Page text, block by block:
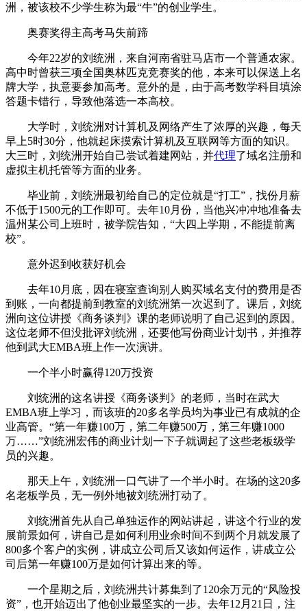
洲，被该校不少学生称为最“牛”的创业学生。
奥赛奖得主高考马失前蹄
今年22岁的刘统洲，来自河南省驻马店市一个普通农家。
高中时曾获三项全国奥林匹克竞赛奖的他，本来可以保送上名
牌大学，执意要参加高考。意外的是，由于高考数学科目填涂
答题卡错行，导致他落选一本高校。
大学时，刘统洲对计算机及网络产生了浓厚的兴趣，每天
早上5时30分，他就起床摸索计算机及互联网等方面的知识。
大三时，刘统洲开始自己尝试着建网站，并代理了域名注册和
虚拟主机托管等方面的业务。
毕业前，刘统洲最初给自己的定位就是“打工”，找份月薪
不低于1500元的工作即可。去年10月份，当他兴冲冲地准备去
温州某公司上班时，被学院告知，“大四上学期，不能提前离
校”。
意外迟到收获好机会
去年10月底，因在寝室查询别人购买域名支付的费用是否
到账，一向都提前到教室的刘统洲第一次迟到了。课后，刘统
洲向这位讲授《商务谈判》课的老师说明了自己迟到的原因。
这位老师不但没批评刘统洲，还要他写份商业计划书，并推荐
他到武大EMBA班上作一次演讲。
一个半小时赢得120万投资
刘统洲的这名讲授《商务谈判》的老师，当时在武大
EMBA班上学习，而该班的20多名学员均为事业已有成就的企
业高管。“第一年赚100万，第二年赚500万，第三年赚1000
万……”刘统洲宏伟的商业计划一下子就调起了这些老板级学
员的兴趣。
那天上午，刘统洲一口气讲了一个半小时。在场的这20多
名老板学员，无一例外地被刘统洲打动了。
刘统洲首先从自己单独运作的网站讲起，讲这个行业的发
展前景如何，讲自己是如何利用业余时间不到两个月就发展了
800多个客户的实例，讲成立公司后又该如何运作，讲成立公
司后第一年赚100万是如何计算出来的等。
一个星期之后，刘统洲共计募集到了120余万元的“风险投
资”，也开始迈出了他创业最坚实的一步。去年12月21日，注